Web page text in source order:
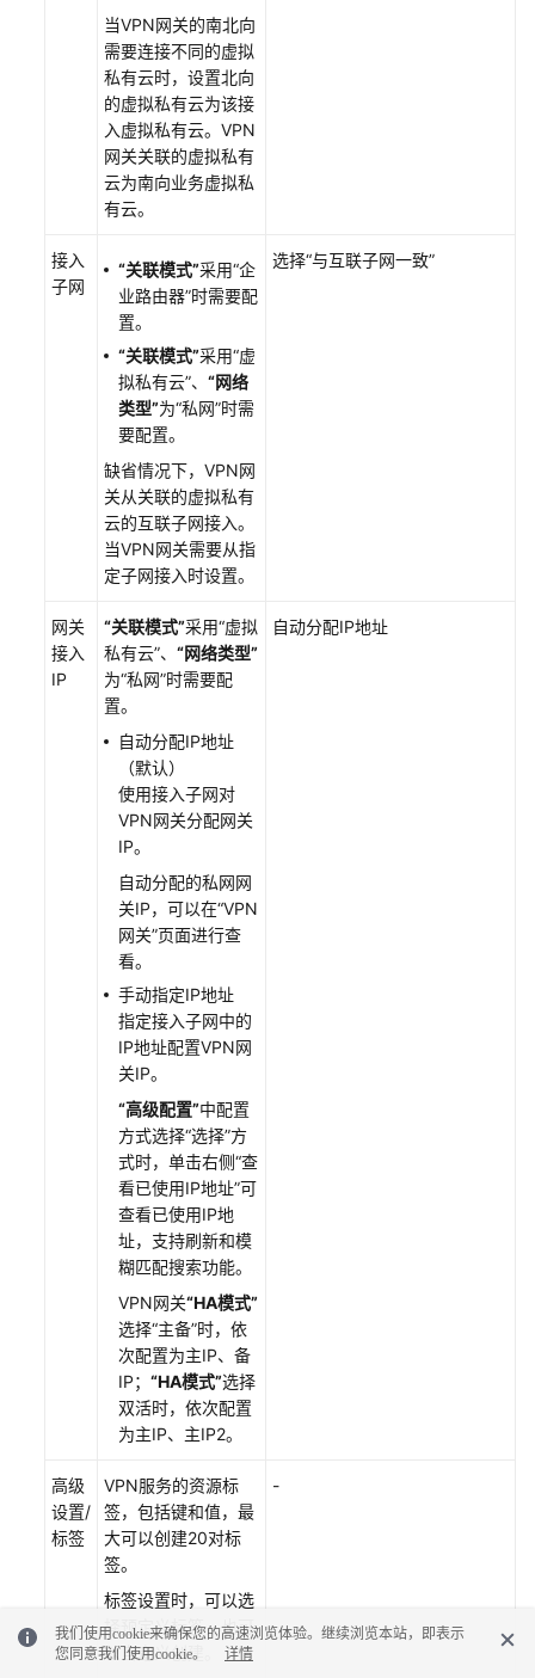
当VPN网关的南北向
需要连接不同的虚拟
私有云时，设置北向
的虚拟私有云为该接
入虚拟私有云。VPN
网关关联的虚拟私有
云为南向业务虚拟私
有云。
接入
子网
“关联模式”采用“企
业路由器”时需要配
置。
“关联模式”采用“虚
拟私有云”、 “网络
类型”为“私网”时需
要配置。
缺省情况下，VPN网
关从关联的虚拟私有
云的互联子网接入。
当VPN网关需要从指
定子网接入时设置。
选择“与互联子网一致”
网关
接入
IP
“关联模式”采用“虚拟
私有云”、 “网络类型”
为“私网”时需要配
置。
自动分配IP地址
（默认）
使用接入子网对
VPN网关分配网关
IP。
自动分配的私网网
关IP，可以在“VPN
网关”页面进行查
看。
手动指定IP地址
指定接入子网中的
IP地址配置VPN网
关IP。
“高级配置”中配置
方式选择“选择”方
式时，单击右侧“查
看已使用IP地址”可
查看已使用IP地
址，支持刷新和模
糊匹配搜索功能。
VPN网关“HA模式”
选择“主备”时，依
次配置为主IP、备
IP； “HA模式”选择
双活时，依次配置
为主IP、主IP2。
自动分配IP地址
高级
设置/
标签
VPN服务的资源标
签，包括键和值，最
大可以创建20对标
签。
标签设置时，可以选
择预定义标签，也可
以自定义创建。
-
我们使用cookie来确保您的高速浏览体验。继续浏览本站，即表示
您同意我们使用cookie。
详情